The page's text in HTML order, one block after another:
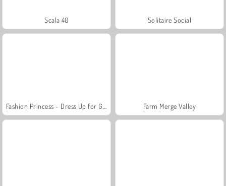
Scala 40 Solitaire Social
Farm Merge Valley